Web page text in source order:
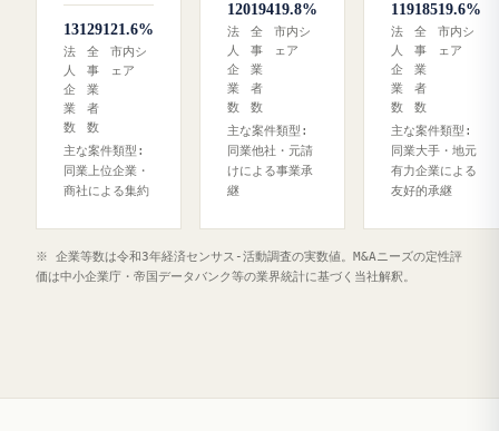
131
法
人
企
業
数
291
全
事
業
者
数
21.6%
市内シ
ェア
主な案件類型:
同業上位企業・
商社による集約
120
法
人
企
業
数
194
全
事
業
者
数
19.8%
市内シ
ェア
主な案件類型:
同業他社・元請
けによる事業承
継
119
法
人
企
業
数
185
全
事
業
者
数
19.6%
市内シ
ェア
主な案件類型:
同業大手・地元
有力企業による
友好的承継
※ 企業等数は令和3年経済センサス‐活動調査の実数値。M&Aニーズの定性評
価は中小企業庁・帝国データバンク等の業界統計に基づく当社解釈。